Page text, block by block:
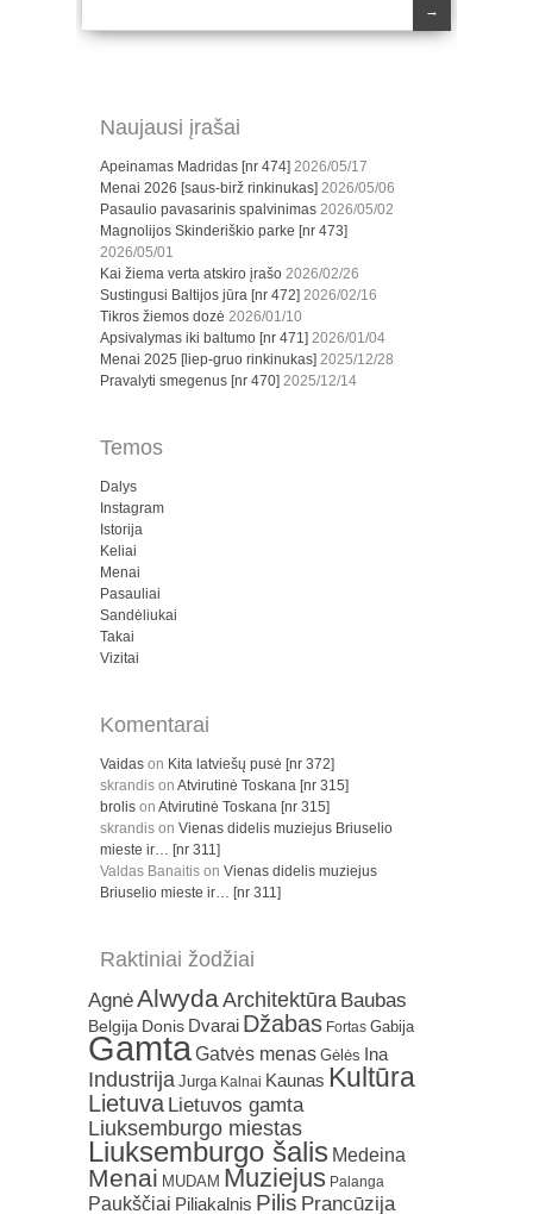
→
Naujausi įrašai
Apeinamas Madridas [nr 474] 2026/05/17
Menai 2026 [saus-birž rinkinukas] 2026/05/06
Pasaulio pavasarinis spalvinimas 2026/05/02
Magnolijos Skinderiškio parke [nr 473]
2026/05/01
Kai žiema verta atskiro įrašo 2026/02/26
Sustingusi Baltijos jūra [nr 472] 2026/02/16
Tikros žiemos dozė 2026/01/10
Apsivalymas iki baltumo [nr 471] 2026/01/04
Menai 2025 [liep-gruo rinkinukas] 2025/12/28
Pravalyti smegenus [nr 470] 2025/12/14
Temos
Dalys
Instagram
Istorija
Keliai
Menai
Pasauliai
Sandėliukai
Takai
Vizitai
Komentarai
Vaidas on Kita latviešų pusė [nr 372]
skrandis on Atvirutinė Toskana [nr 315]
brolis on Atvirutinė Toskana [nr 315]
skrandis on Vienas didelis muziejus Briuselio
mieste ir… [nr 311]
Valdas Banaitis on Vienas didelis muziejus
Briuselio mieste ir… [nr 311]
Raktiniai žodžiai
AgnėAlwydaArchitektūra Baubas
Belgija Donis Dvarai Džabas Fortas Gabija
GamtaGatvės menas Gėlės Ina
Industrija Jurga Kalnai Kaunas Kultūra
Lietuva Lietuvos gamta
Liuksemburgo miestas
Liuksemburgo šalis Medeina
Menai MUDAM Muziejus Palanga
Paukščiai Piliakalnis Pilis Prancūzija